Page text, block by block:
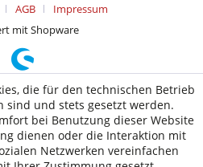
AGB
Impressum
mit Shopware
die für den technischen Betrieb
sind und stets gesetzt werden.
bei Benutzung dieser Website
dienen oder die Interaktion mit
Netzwerken vereinfachen